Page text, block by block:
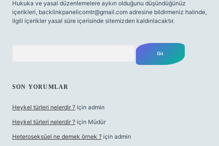
Hukuka ve yasal düzenlemelere aykırı olduğunu düşündüğünüz
içerikleri, backlinkpanelicomtr@gmail.com adresine bildirmeniz halinde,
ilgili içerikler yasal süre içerisinde sitemizden kaldırılacaktır.
SON YORUMLAR
Heykel türleri nelerdir ? için admin
Heykel türleri nelerdir ? için Müdür
Heteroseksüel ne demek örnek ? için admin